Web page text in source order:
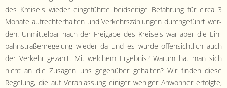
des Kreisels wieder einge­führte bei­d­seit­ige Befahrung für cir­ca 3
Monate aufrechter­hal­ten und Verkehrszäh­lun­gen durchge­führt wer­
den. Unmit­tel­bar nach der Freiga­be des Kreisels war aber die Ein­
bahn­straßen­regelung wieder da und es wurde offen­sichtlich auch
der Verkehr gezählt. Mit welchem Ergeb­nis? Warum hat man sich
nicht an die Zusagen uns gegenüber gehal­ten? Wir find­en diese
Regelung, die auf Ver­an­las­sung einiger weniger Anwohn­er erfol­gte,